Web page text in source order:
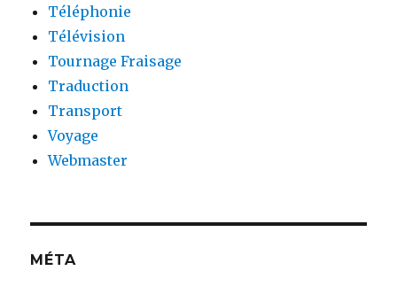
Téléphonie
Télévision
Tournage Fraisage
Traduction
Transport
Voyage
Webmaster
MÉTA